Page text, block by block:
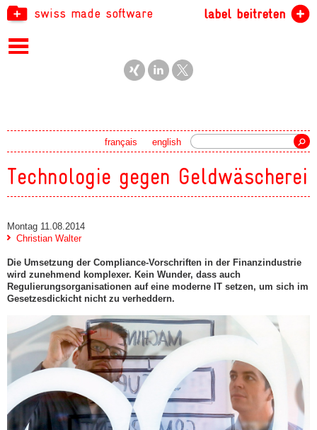
swiss made software label beitreten
english
français
Technologie gegen Geldwäscherei
Montag 11.08.2014
Christian Walter
Die Umsetzung der Compliance-Vorschriften in der Finanzindustrie
wird zunehmend komplexer. Kein Wunder, dass auch
Regulierungsorganisationen auf eine moderne IT setzen, um sich im
Gesetzesdickicht nicht zu verheddern.